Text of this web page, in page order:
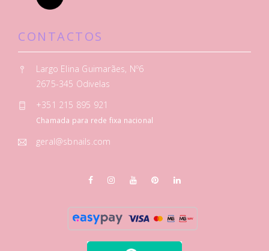
CONTACTOS
Largo Elina Guimarães, Nº6
2675-345 Odivelas
+351 215 895 921
Chamada para rede fixa nacional
geral@sbnails.com